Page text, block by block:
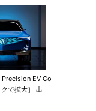
EV Co
で拡大］ 出